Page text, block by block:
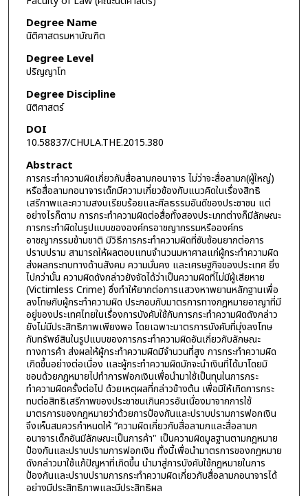
Degree Name
นิติศาสตรมหาบัณฑิต
Degree Level
ปริญญาโท
Degree Discipline
นิติศาสตร์
DOI
10.58837/CHULA.THE.2015.380
Abstract
การกระทำความผิดเกี่ยวกับสื่อลามกอนาจาร ไม่ว่าจะสื่อลามก(ผู้ใหญ่)
หรือสื่อลามกอนาจารเด็กมีความเกี่ยวข้องกับแนวคิดในเรื่องสิทธิ
เสรีภาพและความสงบเรียบร้อยและศีลธรรมอันดีของประชาชน แต่
อย่างไรก็ตาม การกระทำความผิดต่อสื่อทั้งสองประเภทต่างก็มีลักษณะ
การกระทำผิดในรูปแบบขององค์กรอาชญากรรมหรือองค์กร
อาชญากรรมข้ามชาติ มีวิธีการกระทำความผิดที่ซับซ้อนยากต่อการ
ปราบปราม สามารถให้ผลตอบแทนจำนวนมหาศาลแก่ผู้กระทำความผิด
ส่งผลกระทบทางด้านสังคม ความมั่นคง และเศรษฐกิจของประเทศ ยิ่ง
ไปกว่านั้น ความผิดดังกล่าวยังจัดได้ว่าเป็นความผิดที่ไม่มีผู้เสียหาย
(Victimless Crime) ซึ่งทำให้ยากต่อการแสวงหาพยานหลักฐานเพื่อ
ลงโทษกับผู้กระทำความผิด ประกอบกับมาตรการทางกฎหมายอาญาที่มี
อยู่ของประเทศไทยในเรื่องการบังคับใช้กับการกระทำความผิดดังกล่าว
ยังไม่มีประสิทธิภาพเพียงพอ โดยเฉพาะมาตรการบังคับที่มุ่งลงโทษ
กับทรัพย์สินในรูปแบบของการกระทำความผิดอันเกี่ยวกับลักษณะ
ทางการค้า ส่งผลให้ผู้กระทำความผิดมีจำนวนที่สูง การกระทำความผิด
เกิดขึ้นอย่างต่อเนื่อง และผู้กระทำความผิดมักจะนำเงินที่ได้มาโดยมิ
ชอบด้วยกฎหมายไปทำการฟอกเงินเพื่อนำมาใช้เป็นทุนในการกระ
ทำความผิดครั้งต่อไป ด้วยเหตุผลที่กล่าวข้างต้น เพื่อมิให้เกิดการกระ
ทบต่อสิทธิเสรีภาพของประชาชนเกินควรอันเนื่องมาจากการใช้
มาตรการของกฎหมายว่าด้วยการป้องกันและปราบปรามการฟอกเงิน
จึงเห็นสมควรกำหนดให้ “ความผิดเกี่ยวกับสื่อลามกและสื่อลามก
อนาจารเด็กอันมีลักษณะเป็นการค้า" เป็นความผิดมูลฐานตามกฎหมาย
ป้องกันและปราบปรามการฟอกเงิน ทั้งนี้เพื่อนำมาตรการของกฎหมาย
ดังกล่าวมาใช้แก้ปัญหาที่เกิดขึ้น นำมาสู่การบังคับใช้กฎหมายในการ
ป้องกันและปราบปรามการกระทำความผิดเกี่ยวกับสื่อลามกอนาจารได้
อย่างมีประสิทธิภาพและมีประสิทธิผล